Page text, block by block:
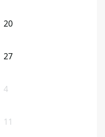
20
27
4
11